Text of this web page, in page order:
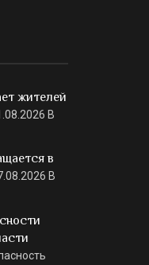
жителей
В
в
В